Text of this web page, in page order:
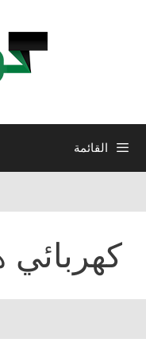
القائمة
كهربائي